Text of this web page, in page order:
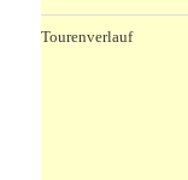
Tourenverlauf